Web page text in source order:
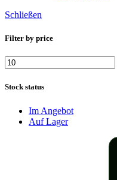
Schließen
Filter by price
Min.
Preis
Stock status
Im Angebot
Auf Lager